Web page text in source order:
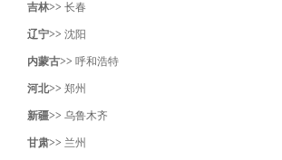
吉林>> 长春
辽宁>> 沈阳‌
内蒙古>> 呼和浩特
河北>> 郑州
新疆>> 乌鲁木齐
甘肃>> 兰州